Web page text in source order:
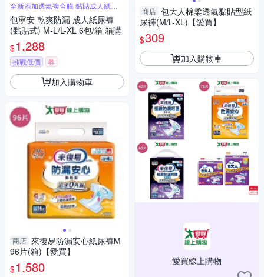
全新添加透氣複合膜 黏貼成人紙尿
褲
包寧安 乾爽防漏 成人紙尿褲
(黏貼式) M-L/L-XL 6包/箱 箱購
$1,288
挑戰低價 券
加入購物車
商店 來復易防漏安心紙尿褲M
96片(箱)【愛買】
$1,580
商店 包大人棉柔透氣黏貼型紙
尿褲(M/L-XL)【愛買】
$309
加入購物車
愛買線上購物